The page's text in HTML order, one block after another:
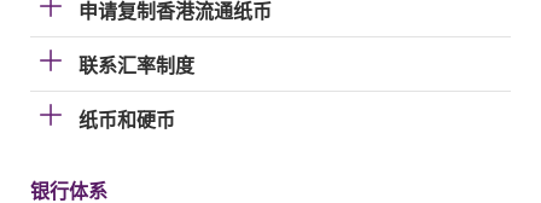
申请复制香港流通纸币
联系汇率制度
纸币和硬币
银行体系